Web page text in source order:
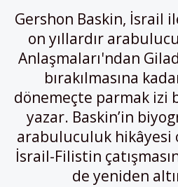
Gershon Baskin, İsrail
on yıllardır
Anlaşmaları'ndan
bırakılmasına
dönemeçte parmak izi
yazar. Baskin’in
arabuluculuk hikâyesi
İsrail-Filistin
de yeniden